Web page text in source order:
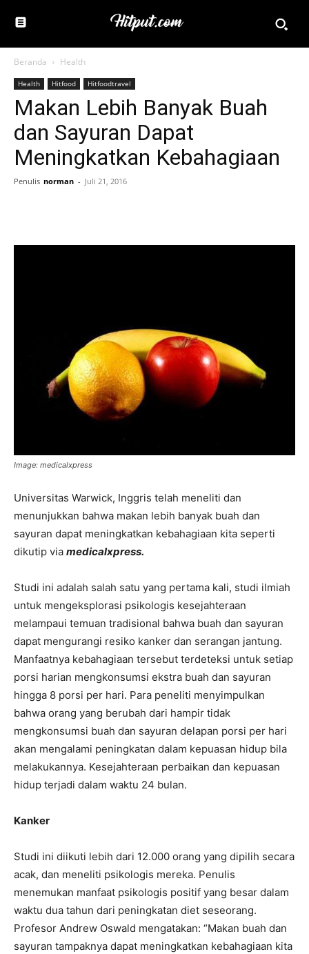
Beranda Health
Health Hitfood Hitfoodtravel
Makan Lebih Banyak Buah
dan Sayuran Dapat
Meningkatkan Kebahagiaan
Penulis norman - Juli 21, 2016
Image: medicalxpress
Universitas Warwick, Inggris telah meneliti dan
menunjukkan bahwa makan lebih banyak buah dan
sayuran dapat meningkatkan kebahagiaan kita seperti
dikutip via medicalxpress.
Studi ini adalah salah satu yang pertama kali, studi ilmiah
untuk mengeksplorasi psikologis kesejahteraan
melampaui temuan tradisional bahwa buah dan sayuran
dapat mengurangi resiko kanker dan serangan jantung.
Manfaatnya kebahagiaan tersebut terdeteksi untuk setiap
porsi harian mengkonsumsi ekstra buah dan sayuran
hingga 8 porsi per hari. Para peneliti menyimpulkan
bahwa orang yang berubah dari hampir tidak
mengkonsumsi buah dan sayuran delapan porsi per hari
akan mengalami peningkatan dalam kepuasan hidup bila
melakukannya. Kesejahteraan perbaikan dan kepuasan
hidup terjadi dalam waktu 24 bulan.
Kanker
Studi ini diikuti lebih dari 12.000 orang yang dipilih secara
acak, dan meneliti psikologis mereka. Penulis
menemukan manfaat psikologis positif yang besar dalam
waktu dua tahun dari peningkatan diet seseorang.
Profesor Andrew Oswald mengatakan: “Makan buah dan
sayuran tampaknya dapat meningkatkan kebahagiaan kita